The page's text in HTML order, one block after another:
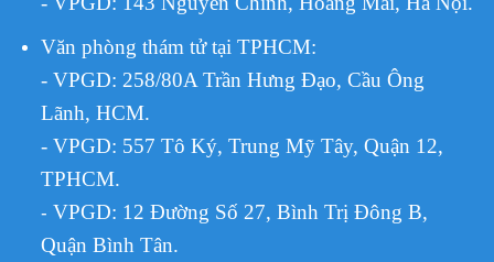
Văn phòng thám tử tại TPHCM:
- VPGD: 258/80A Trần Hưng Đạo, Cầu Ông
Lãnh, HCM.
- VPGD: 557 Tô Ký, Trung Mỹ Tây, Quận 12,
TPHCM.
- VPGD: 12 Đường Số 27, Bình Trị Đông B,
Quận Bình Tân.